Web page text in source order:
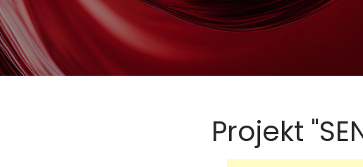
Projekt